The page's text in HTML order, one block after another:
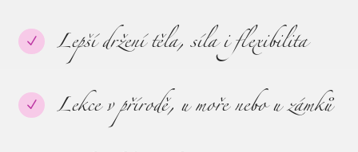
N Lepší držení těla, síla i flexibilita
N Lekce v přírodě, u moře nebo u zámků